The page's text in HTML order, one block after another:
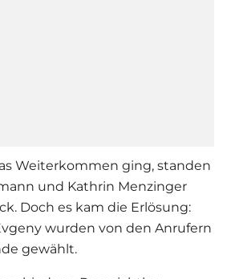
Weiterkommen ging, standen
und Kathrin Menzinger
Doch es kam die Erlösung:
wurden von den Anrufern
gewählt.